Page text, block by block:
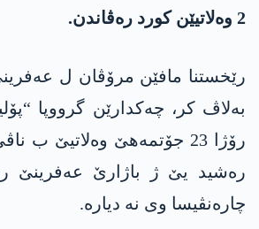
2 وەلاتیێن کورد رەڤاندن.
رێخستنا مافێن مرۆڤان ل
بەلاڤ کر، چەکدارێن گرووپا
رۆژا 23 جۆتمەھێ وەلاتیێ
رەشید یێ ژ باژارێ عەفرینێ
چارەنڤیسا وی نە دیارە.